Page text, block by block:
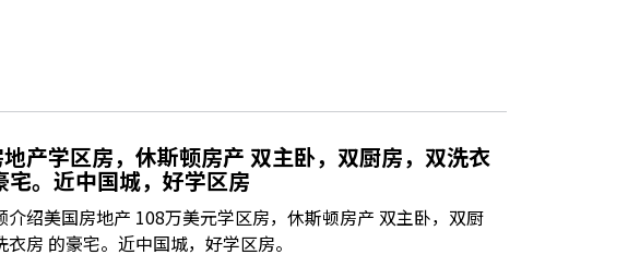
产学区房，休斯顿房产 双主卧，双厨房，双洗衣
宅。近中国城，好学区房
介绍美国房地产 108万美元学区房，休斯顿房产 双主卧，双厨
衣房 的豪宅。近中国城，好学区房。